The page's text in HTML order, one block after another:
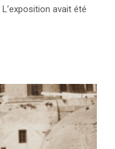
avait été